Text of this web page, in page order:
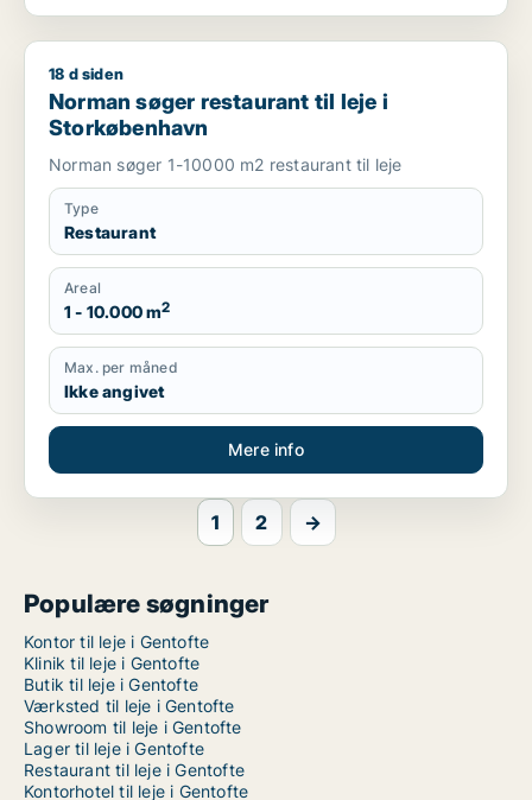
Norman søger restaurant til leje i Storkøbenhavn
18 d siden
Norman søger restaurant til leje i
Storkøbenhavn
Norman søger 1-10000 m2 restaurant til leje
Type
Restaurant
Areal
1 - 10.000 m2
Max. per måned
Ikke angivet
Mere info
1 2 →
Populære søgninger
Kontor til leje i Gentofte
Klinik til leje i Gentofte
Butik til leje i Gentofte
Værksted til leje i Gentofte
Showroom til leje i Gentofte
Lager til leje i Gentofte
Restaurant til leje i Gentofte
Kontorhotel til leje i Gentofte